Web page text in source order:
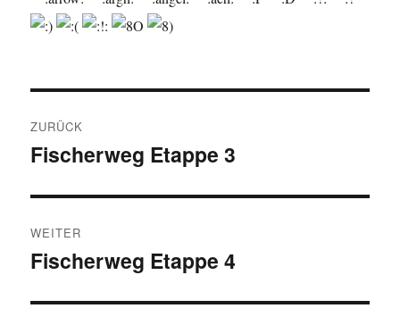
ZURÜCK
Vorheriger
Fischerweg Etappe 3
WEITER
Nächster
Fischerweg Etappe 4